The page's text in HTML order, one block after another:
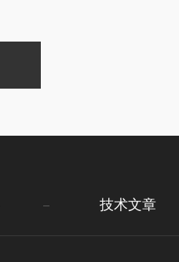
技术文章